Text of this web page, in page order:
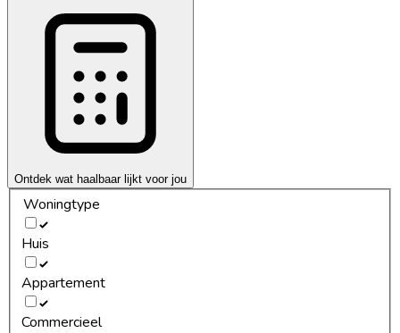
Ontdek wat haalbaar lijkt voor jou
Woningtype
Huis
Appartement
Commercieel